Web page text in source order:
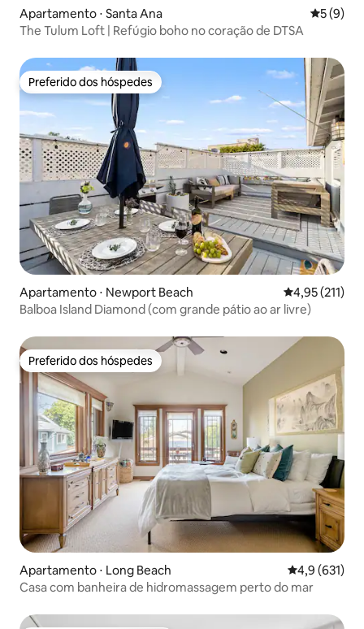
Apartamento ⋅ Santa Ana 5 de
5 (9)
The Tulum Loft | Refúgio boho no coração de DTSA
Preferido dos hóspedes
Preferido dos hóspedes
Apartamento ⋅ Newport Beach 4,95 de uma
4,95 (211)
Balboa Island Diamond (com grande pátio ao ar livre)
Preferido dos hóspedes
Preferido dos hóspedes
Apartamento ⋅ Long Beach 4,9 de uma
4,9 (631)
Casa com banheira de hidromassagem perto do mar